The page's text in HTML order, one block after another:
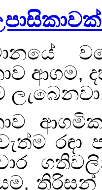
ආගම,
, තිරිසන්